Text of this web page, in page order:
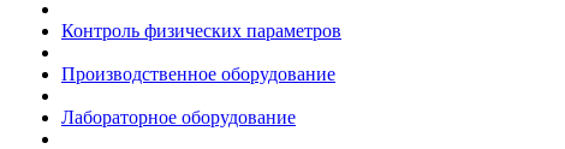
Контроль физических параметров
Производственное оборудование
Лабораторное оборудование